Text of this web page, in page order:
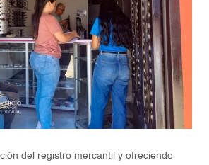
del registro mercantil y ofreciendo